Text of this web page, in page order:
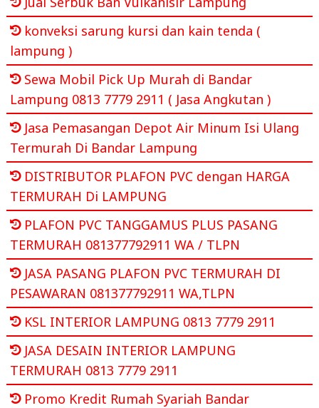
konveksi sarung kursi dan kain tenda (
lampung )
Sewa Mobil Pick Up Murah di Bandar
Lampung 0813 7779 2911 ( Jasa Angkutan )
Jasa Pemasangan Depot Air Minum Isi Ulang
Termurah Di Bandar Lampung
DISTRIBUTOR PLAFON PVC dengan HARGA
TERMURAH Di LAMPUNG
PLAFON PVC TANGGAMUS PLUS PASANG
TERMURAH 081377792911 WA / TLPN
JASA PASANG PLAFON PVC TERMURAH DI
PESAWARAN 081377792911 WA,TLPN
KSL INTERIOR LAMPUNG 0813 7779 2911
JASA DESAIN INTERIOR LAMPUNG
TERMURAH 0813 7779 2911
Promo Kredit Rumah Syariah Bandar